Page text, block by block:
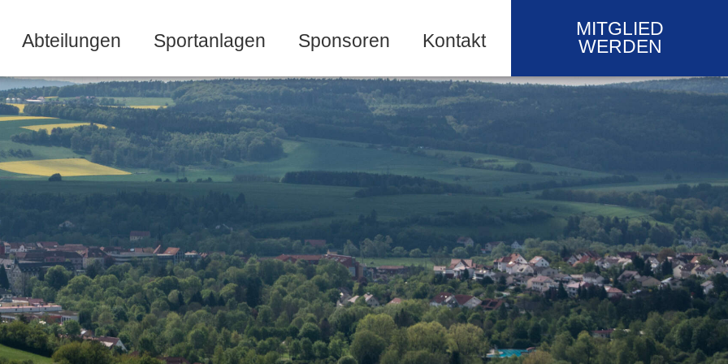
Abteilungen Sportanlagen Sponsoren Kontakt
MITGLIED
WERDEN